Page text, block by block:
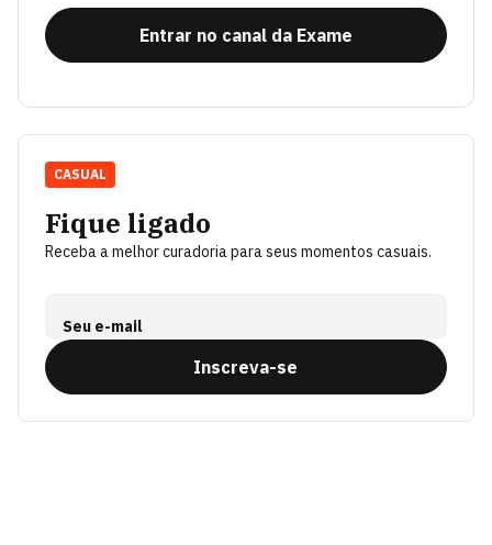
Entrar no canal da Exame
Fique ligado
Receba a melhor curadoria para seus momentos casuais.
Seu e-mail
Inscreva-se
CASUAL